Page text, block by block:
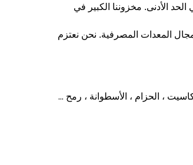
الأدنى. مخزوننا الكبير في
مجال المعدات المصرفية. نحن نعتزم